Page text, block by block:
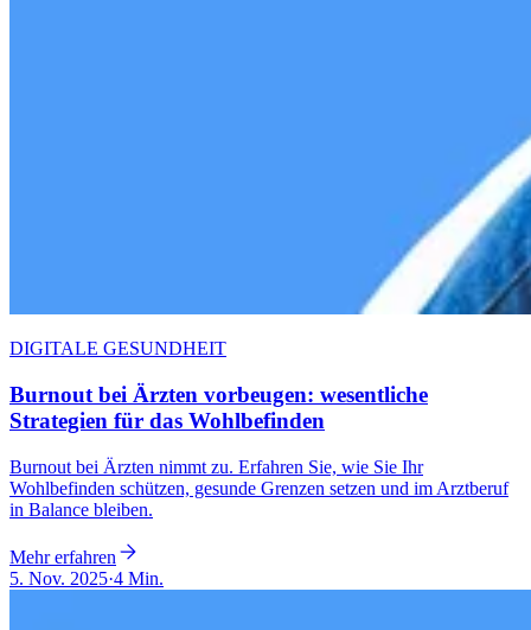
DIGITALE GESUNDHEIT
Burnout bei Ärzten vorbeugen: wesentliche
Strategien für das Wohlbefinden
Burnout bei Ärzten nimmt zu. Erfahren Sie, wie Sie Ihr
Wohlbefinden schützen, gesunde Grenzen setzen und im Arztberuf
in Balance bleiben.
Mehr erfahren
5. Nov. 2025·4 Min.